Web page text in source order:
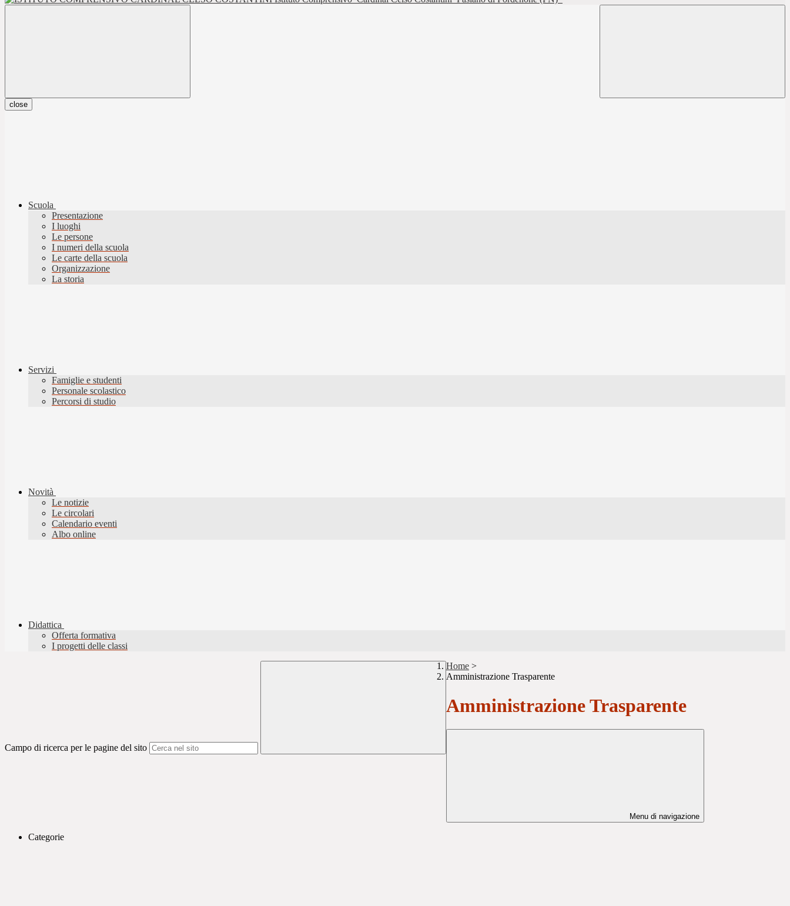
close
Scuola
Presentazione
I luoghi
Le persone
I numeri della scuola
Le carte della scuola
Organizzazione
La storia
Servizi
Famiglie e studenti
Personale scolastico
Percorsi di studio
Novità
Le notizie
Le circolari
Calendario eventi
Albo online
Didattica
Offerta formativa
I progetti delle classi
Campo di ricerca per le pagine del sito
Home >
Amministrazione Trasparente
Amministrazione Trasparente
Menu di navigazione
Categorie